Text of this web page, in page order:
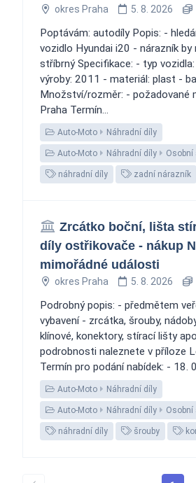
okres Praha 5. 8. 2026
Poptávám: autodíly Popis: -
vozidlo Hyundai i20 - nárazník
stříbrný Specifikace: - typ
výroby: 2011 - materiál: plast -
Množství/rozměr: - požadované
Praha Termín...
Auto-Moto Náhradní díly
Auto-Moto Náhradní díly Osobní
náhradní díly zadní nárazník
Zrcátko boční, lišta
díly ostřikovače - nákup
mimořádné události
okres Praha 5. 8. 2026
Podrobný popis: - předmětem
vybavení - zrcátka, šrouby,
klínové, konektory, stírací lišty
podrobnosti naleznete v příloze
Termín pro podání nabídek: - 18.
Auto-Moto Náhradní díly
Auto-Moto Náhradní díly Osobní
náhradní díly šrouby